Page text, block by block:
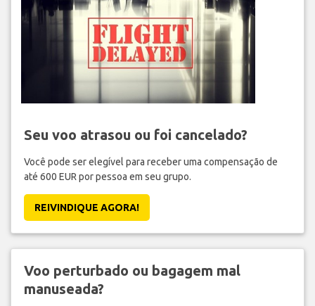
Seu voo atrasou ou foi cancelado?
Você pode ser elegível para receber uma compensação de
até 600 EUR por pessoa em seu grupo.
REIVINDIQUE AGORA!
Voo perturbado ou bagagem mal
manuseada?